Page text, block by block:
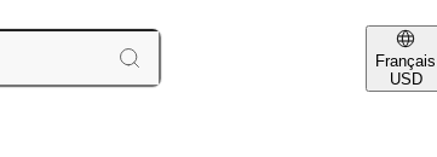
Français
USD